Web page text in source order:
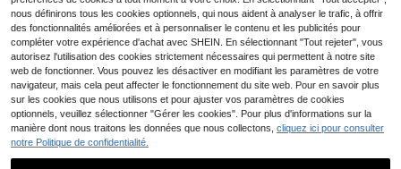
de la batterie, pince/support/suspen
sion, pince solide, charge USB/Typ
e-C, batterie lithium 1200 mAh, con
vient pour la chambre/le bureau/la s
alle de sport, pince/support/suspen
sion, maison, bureau, extérieur, dort
oir, cadeau de vacances!
nous définirons tous les cookies optionnels, qui nous aident à analyser le trafic, à offrir
des fonctionnalités améliorées et à personnaliser le contenu et les publicités pour
compléter votre expérience d'achat avec SHEIN. En sélectionnant "Tout rejeter", vous
autorisez l'utilisation des cookies strictement nécessaires qui permettent à notre site
web de fonctionner. Vous pouvez les désactiver en modifiant les paramètres de votre
navigateur, mais cela peut affecter le fonctionnement du site web. Pour en savoir plus
sur les cookies que nous utilisons et pour ajuster vos paramètres de cookies
optionnels, veuillez sélectionner "Gérer les cookies". Pour plus d'informations sur la
manière dont nous traitons les données que nous collectons, cliquez ici pour consulter
notre Politique de confidentialité.